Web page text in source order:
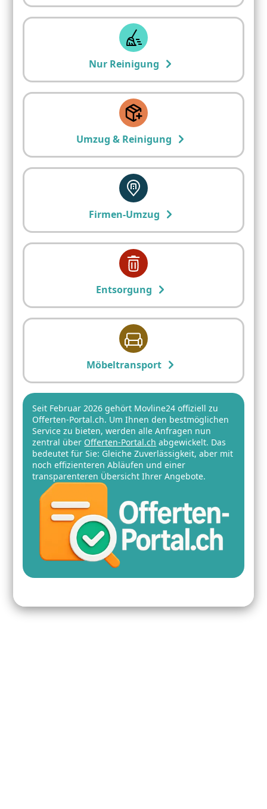
Nur Reinigung
Umzug & Reinigung
Firmen-Umzug
Entsorgung
Möbeltransport
Seit Februar 2026 gehört Movline24 offiziell zu
Offerten-Portal.ch. Um Ihnen den bestmöglichen
Service zu bieten, werden alle Anfragen nun
zentral über Offerten-Portal.ch abgewickelt. Das
bedeutet für Sie: Gleiche Zuverlässigkeit, aber mit
noch effizienteren Abläufen und einer
transparenteren Übersicht Ihrer Angebote.